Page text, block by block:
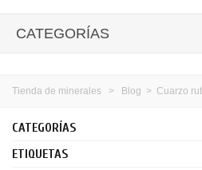
CATEGORÍAS
Tienda de minerales > Blog > Cuarzo
CATEGORÍAS
ETIQUETAS